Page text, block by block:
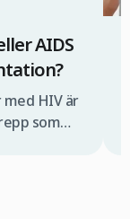
AIDS
HIV är
som
det risk